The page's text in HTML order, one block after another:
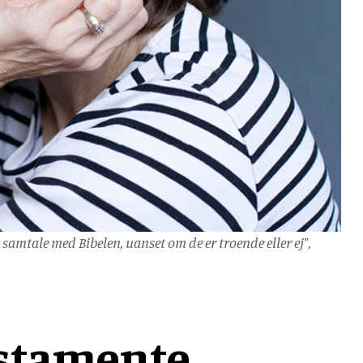
med Bibelen, uanset om de er troende eller ej",